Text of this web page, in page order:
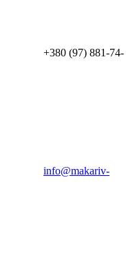
+380 (97) 881-74-
info@makariv-